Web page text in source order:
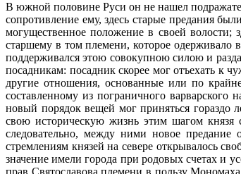
В южной половине Руси он не нашел
сопротивление ему, здесь старые предания
могущественное положение в своей волости;
старшему в том племени, которое одерживало
поддерживался этою совокупною силою и
посадникам: посадник скорее мог отъехать к
другие отношения, основанные или по
составленному из пограничного варварского
новый порядок вещей мог приняться гораздо
свою историческую жизнь этим шагом князя
следовательно, между ними новое предание
стремлениям князей на севере открывалось
значение имели города при родовых счетах и